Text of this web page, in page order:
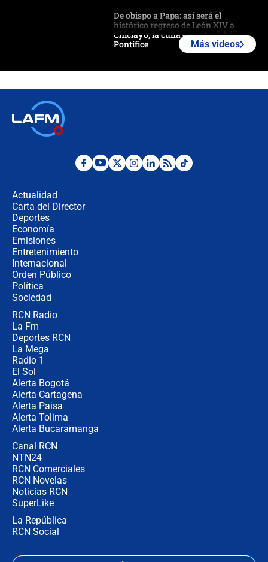
De obispo a Papa: así será el
histórico regreso de León XIV a
Chiclayo, la cuna espiritual del
Pontífice
¿La posesión de Abelardo De la
Más videos
Actualidad
Carta del Director
Deportes
Economía
Emisiones
Entretenimiento
Internacional
Orden Público
Política
Sociedad
RCN Radio
La Fm
Deportes RCN
La Mega
Radio 1
El Sol
Alerta Bogotá
Alerta Cartagena
Alerta Paisa
Alerta Tolima
Alerta Bucaramanga
Canal RCN
NTN24
RCN Comerciales
RCN Novelas
Noticias RCN
SuperLike
La República
RCN Social